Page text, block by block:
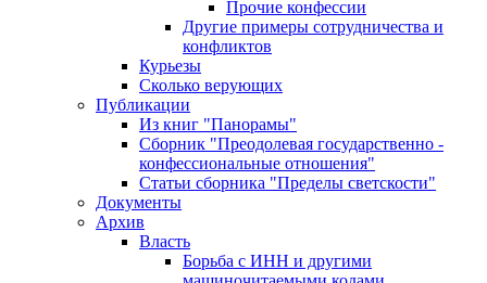
Прочие конфессии
Другие примеры сотрудничества и
конфликтов
Курьезы
Сколько верующих
Публикации
Из книг "Панорамы"
Сборник "Преодолевая государственно -
конфессиональные отношения"
Статьи сборника "Пределы светскости"
Документы
Архив
Власть
Борьба с ИНН и другими